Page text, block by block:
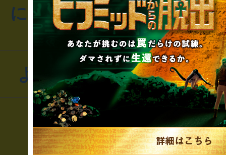
にお問い合わせください
よくあるお問い合わせ
▼一般のお客様